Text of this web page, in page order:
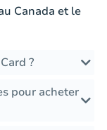
Canada et le
?
pour acheter